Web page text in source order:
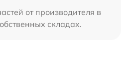
от производителя в
складах.